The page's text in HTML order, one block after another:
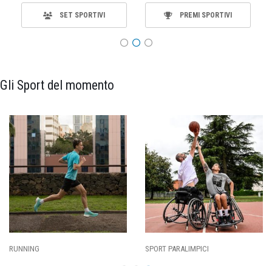
SET SPORTIVI PREMI SPORTIVI
Gli Sport del momento
SPORT PARALIMPICI